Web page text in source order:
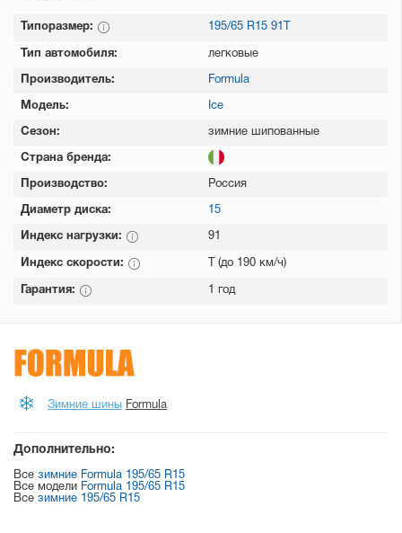
Типоразмер: 195/65 R15 91T
Тип автомобиля: легковые
Производитель: Formula
Модель: Ice
Сезон: зимние шипованные
Страна бренда:
Производство: Россия
Диаметр диска: 15
Индекс нагрузки: 91
Индекс скорости: T (до 190 км/ч)
Гарантия: 1 год
Зимние шины Formula
Дополнительно:
Все зимние Formula 195/65 R15
Все модели Formula 195/65 R15
Все зимние 195/65 R15